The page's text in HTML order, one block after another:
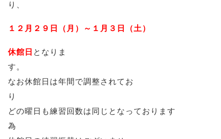
り
１２月２９日（月）～１月３日（土）
休館日 となりま
なお休館日は年間で調整されてお
どの曜日も練習回数は同じとなっております